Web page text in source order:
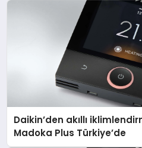
Daikin’den akıllı
Madoka Plus Türkiye’de